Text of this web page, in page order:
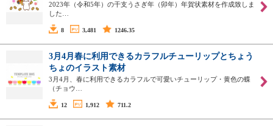
2023年（令和5年）の干支うさぎ年（卯年）年賀状素材を作成致しま
した…
8 3,481 1246.35
3月4月春に利用できるカラフルチューリップとちょう
ちょのイラスト素材
3月4月、春に利用できるカラフルで可愛いチューリップ・黄色の蝶
（チョウ…
12 1,912 711.2